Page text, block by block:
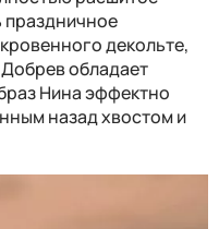
праздничное
декольте,
обладает
Нина эффектно
назад хвостом и